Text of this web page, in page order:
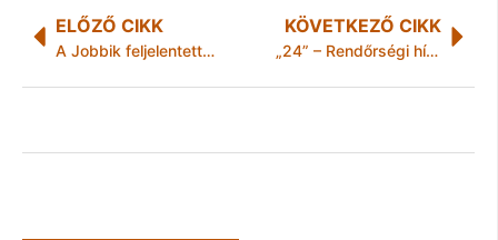
ELŐZŐ CIKK
A Jobbik feljelentette Szegedi Csanádot
KÖVETKEZŐ CIKK
„24” – Rendőrségi hírek Borsod-Abaúj-Zemplén megyéből